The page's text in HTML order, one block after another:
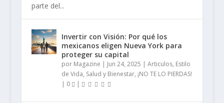
parte del...
Invertir con Visión: Por qué los
mexicanos eligen Nueva York para
proteger su capital
por Magazine | Jun 24, 2025 | Articulos, Estilo
de Vida, Salud y Bienestar, ¡NO TE LO PIERDAS!
| 0 |